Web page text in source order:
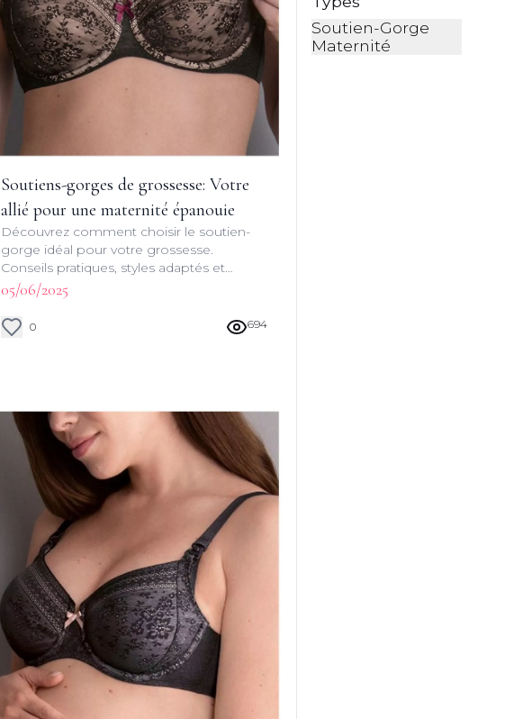
Soutiens-gorges de grossesse: Votre
allié pour une maternité épanouie
Découvrez comment choisir le soutien-
gorge idéal pour votre grossesse.
Conseils pratiques, styles adaptés et
astuces pour une maternité en toute
sérénité avec Anita.
05/06/2025
0 694
Soutien-Gorge
Maternité